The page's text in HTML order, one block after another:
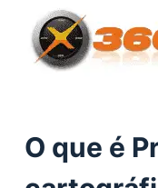
pO que é